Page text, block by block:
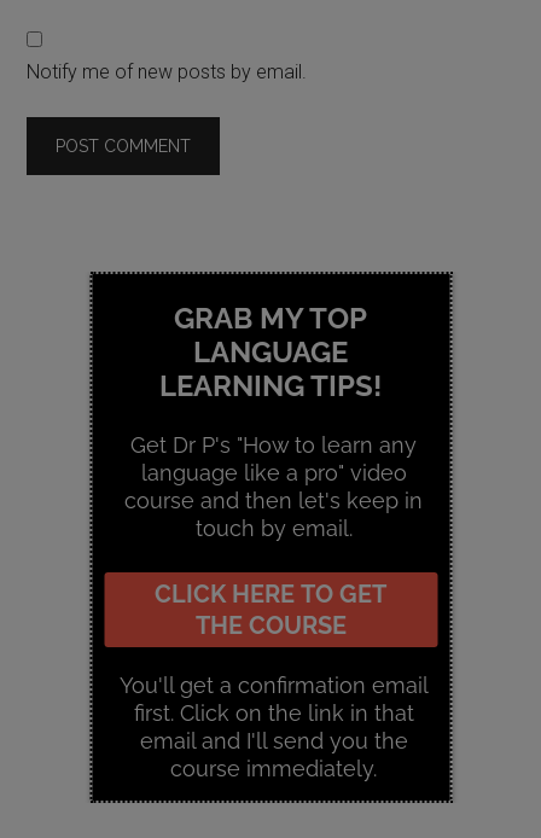
Notify me of new posts by email.